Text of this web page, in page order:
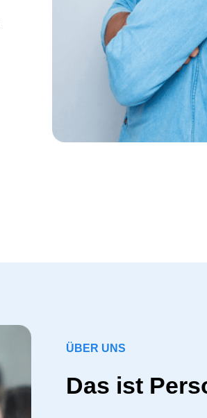
ÜBER UNS
Das ist